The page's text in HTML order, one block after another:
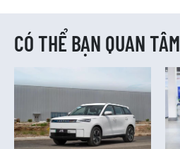
CÓ THỂ BẠN QUAN TÂM